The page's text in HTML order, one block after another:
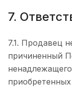
7.
7.1. Продавец
причиненный